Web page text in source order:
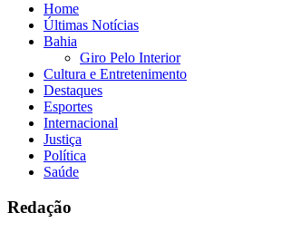
Home
Últimas Notícias
Bahia
Giro Pelo Interior
Cultura e Entretenimento
Destaques
Esportes
Internacional
Justiça
Política
Saúde
Redação